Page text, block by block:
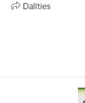
Dalīties